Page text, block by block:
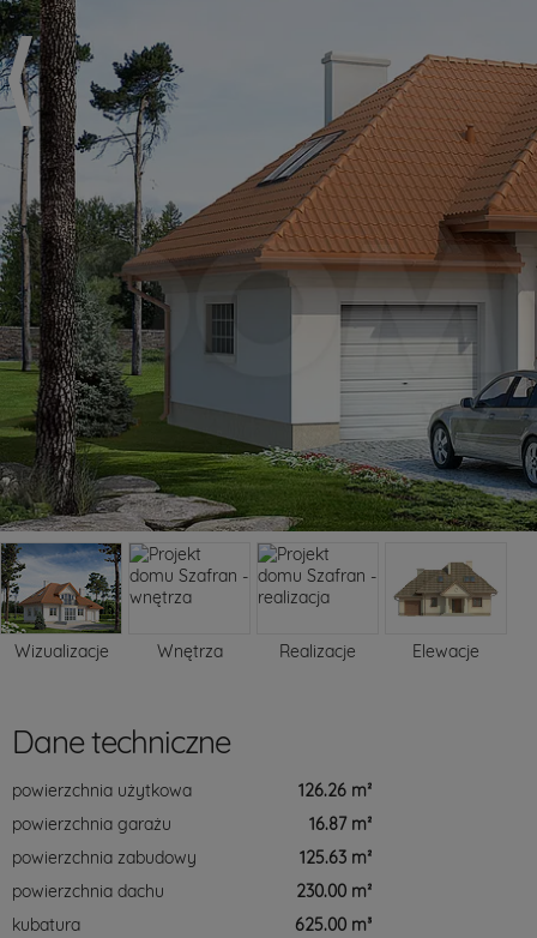
Wizualizacje Wnętrza Realizacje Elewacje
Dane techniczne
powierzchnia użytkowa
126.26 m²
powierzchnia garażu
16.87 m²
powierzchnia zabudowy
125.63 m²
powierzchnia dachu
230.00 m²
kubatura
625.00 m³